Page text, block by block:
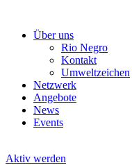
Über uns
Rio Negro
Kontakt
Umweltzeichen
Netzwerk
Angebote
News
Events
Aktiv werden